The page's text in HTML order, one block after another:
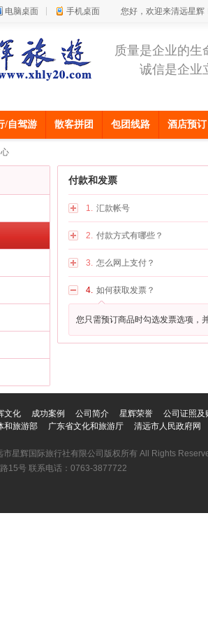
电脑桌面 手机桌面 您好，欢迎来清远星辉
质量是企业的生
诚信是企业
/自驾游 散客拼团 包团线路 酒店预订
付款和发票
1. 汇款帐号
2. 付款方式有哪些？
3. 怎么网上支付？
4. 如何获取发票？
您只需预订商品时勾选发票选项，
文化 成功案例 公司简介 星辉荣誉 公司证照及
和旅游部 广东省文化和旅游厅 清远市人民政府网
星辉国际旅行社有限公司版权所有 All Rights
15号 联系电话：0763-3877722